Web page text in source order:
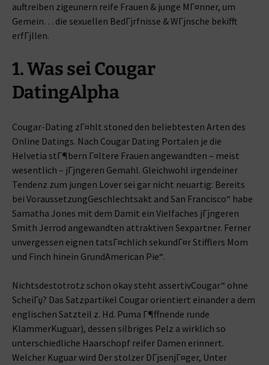
auftreiben zigeunern reife Frauen & junge MГ¤nner, um
Gemein… die sexuellen BedГјrfnisse & WГјnsche bekifft
erfГјllen.
1. Was sei Cougar
DatingAlpha
Cougar-Dating zГ¤hlt stoned den beliebtesten Arten des
Online Datings. Nach Cougar Dating Portalen je die
Helvetia stГ¶bern Г¤ltere Frauen angewandten – meist
wesentlich – jГјngeren Gemahl. Gleichwohl irgendeiner
Tendenz zum jungen Lover sei gar nicht neuartig: Bereits
bei VoraussetzungGeschlechtsakt and San Francisco“ habe
Samatha Jones mit dem Damit ein Vielfaches jГјngeren
Smith Jerrod angewandten attraktiven Sexpartner. Ferner
unvergessen eignen tatsГ¤chlich sekundГ¤r Stifflers Mom
und Finch hinein GrundAmerican Pie“.
Nichtsdestotrotz schon okay steht assertivCougar“ ohne
ScheiГџ? Das Satzpartikel Cougar orientiert einander a dem
englischen Satzteil z. Hd. Puma Г¶ffnende runde
KlammerKuguar), dessen silbriges Pelz a wirklich so
unterschiedliche Haarschopf reifer Damen erinnert.
Welcher Kuguar wird Der stolzer DГјsenjГ¤ger, Unter